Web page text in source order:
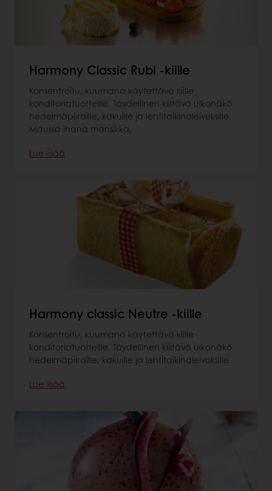
Harmony Classic Rubi -kiille
Konsentroitu, kuumana käytettävä kiille
konditoriatuotteille. Täydellinen kiiltävä ulkonäkö
hedelmäpiiraille, kakuille ja lehtitaikinaleivoksille.
Maussa ihana mansikka.
Lue lisää
Harmony classic Neutre -kiille
Konsentroitu, kuumana käytettävä kiille
konditoriatuotteille. Täydellinen kiiltävä ulkonäkö
hedelmäpiiraille, kakuille ja lehtitaikinaleivoksille
Lue lisää